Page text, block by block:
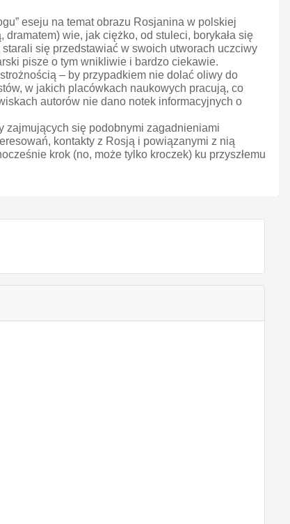
eseju na temat obrazu Rosjanina w polskiej
wie, jak ciężko, od stuleci, borykała się
się przedstawiać w swoich utworach uczciwy
pisze o tym wnikliwie i bardzo ciekawie.
– by przypadkiem nie dolać oliwy do
w jakich placówkach naukowych pracują, co
autorów nie dano notek informacyjnych o
zajmujących się podobnymi zagadnieniami
kontakty z Rosją i powiązanymi z nią
krok (no, może tylko kroczek) ku przyszłemu